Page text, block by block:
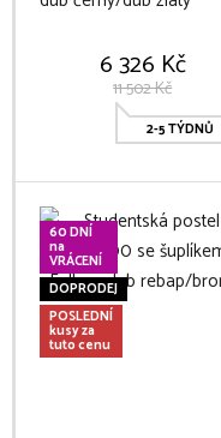
6 326 Kč
11 502 Kč
2-5 TÝDNŮ
60 DNÍ
na
VRÁCENÍ
DOPRODEJ
POSLEDNÍ
kusy za
tuto cenu